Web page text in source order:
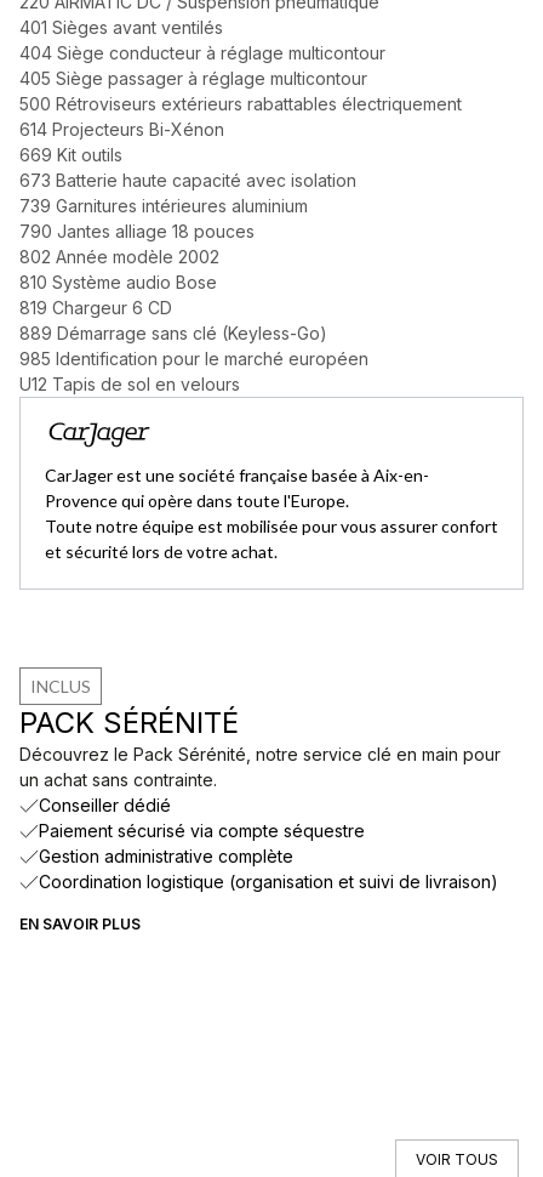
401 Sièges avant ventilés
404 Siège conducteur à réglage multicontour
405 Siège passager à réglage multicontour
500 Rétroviseurs extérieurs rabattables électriquement
614 Projecteurs Bi-Xénon
669 Kit outils
673 Batterie haute capacité avec isolation
739 Garnitures intérieures aluminium
790 Jantes alliage 18 pouces
802 Année modèle 2002
810 Système audio Bose
819 Chargeur 6 CD
889 Démarrage sans clé (Keyless-Go)
985 Identification pour le marché européen
U12 Tapis de sol en velours
CarJager est une société française basée à Aix-en-
Provence qui opère dans toute l'Europe.
Toute notre équipe est mobilisée pour vous assurer confort
et sécurité lors de votre achat.
INCLUS
PACK SÉRÉNITÉ
Découvrez le Pack Sérénité, notre service clé en main pour
un achat sans contrainte.
Conseiller dédié
Paiement sécurisé via compte séquestre
Gestion administrative complète
Coordination logistique (organisation et suivi de livraison)
EN SAVOIR PLUS
VOIR TOUS